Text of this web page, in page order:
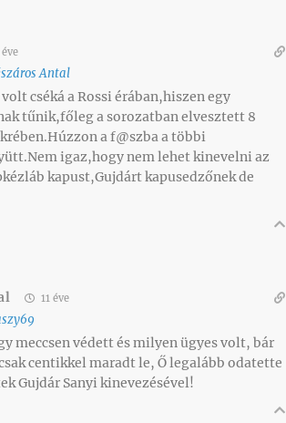
éve
Antal
cséká a Rossi érában,hiszen egy
tűnik,főleg a sorozatban elvesztett 8
a f@szba a többi
igaz,hogy nem lehet kinevelni az
kapust,Gujdárt kapusedzőnek de
11 éve
meccsen védett és milyen ügyes volt, bár
centikkel maradt le, Ő legalább odatette
Gujdár Sanyi kinevezésével!